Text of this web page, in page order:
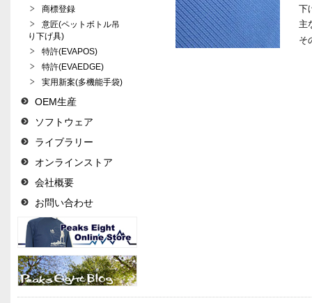
商標登録
意匠(ペットボトル吊
り下げ具)
特許(EVAPOS)
特許(EVAEDGE)
実用新案(多機能手袋)
OEM生産
ソフトウェア
ライブラリー
オンラインストア
会社概要
お問い合わせ
下
主
そ